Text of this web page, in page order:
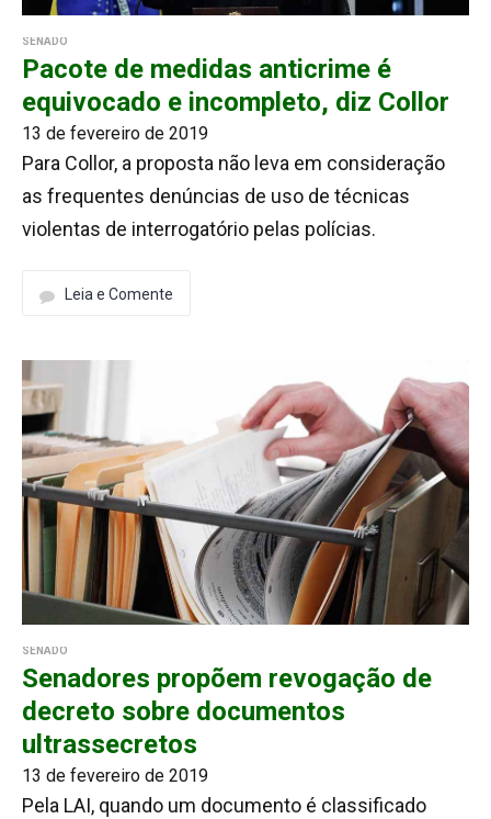
SENADO
Pacote de medidas anticrime é
equivocado e incompleto, diz Collor
13 de fevereiro de 2019
Para Collor, a proposta não leva em consideração
as frequentes denúncias de uso de técnicas
violentas de interrogatório pelas polícias.
Leia e Comente
SENADO
Senadores propõem revogação de
decreto sobre documentos
ultrassecretos
13 de fevereiro de 2019
Pela LAI, quando um documento é classificado